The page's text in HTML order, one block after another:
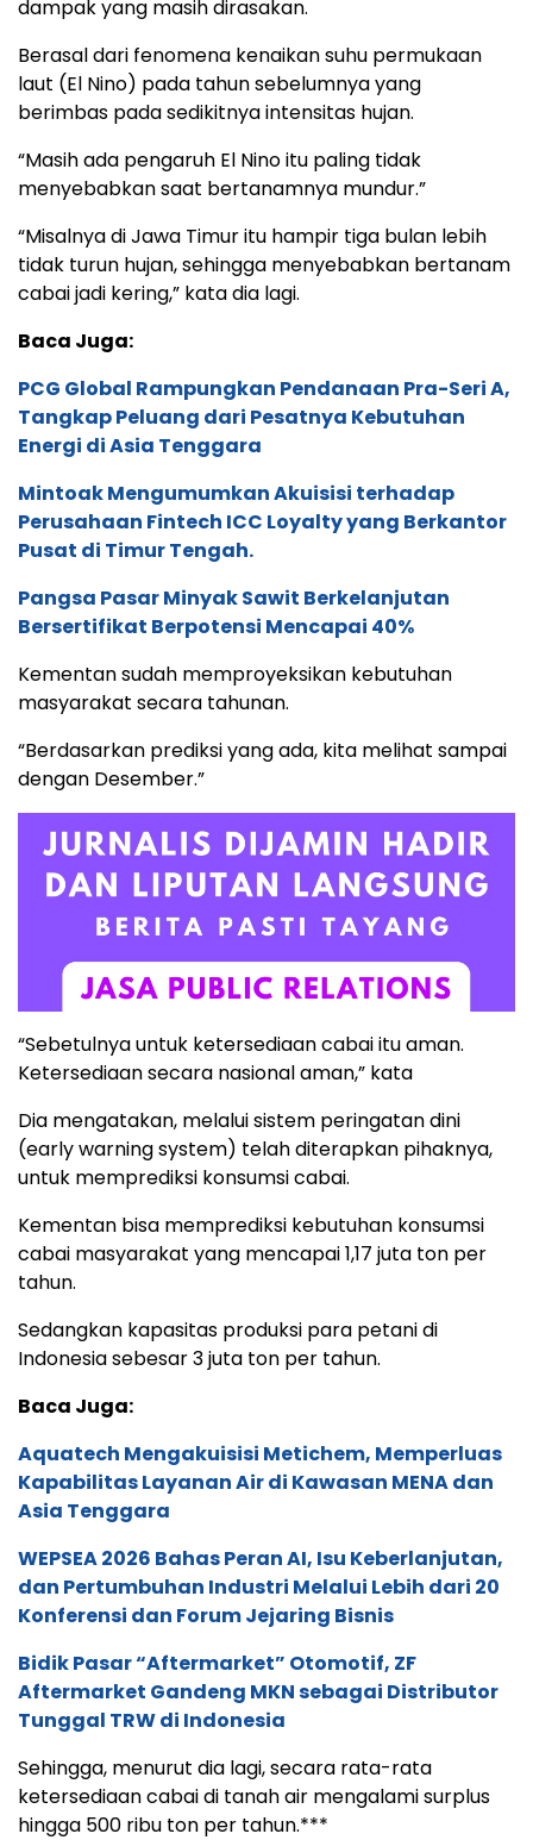
dampak yang masih dirasakan.
Berasal dari fenomena kenaikan suhu permukaan
laut (El Nino) pada tahun sebelumnya yang
berimbas pada sedikitnya intensitas hujan.
“Masih ada pengaruh El Nino itu paling tidak
menyebabkan saat bertanamnya mundur.”
“Misalnya di Jawa Timur itu hampir tiga bulan lebih
tidak turun hujan, sehingga menyebabkan bertanam
cabai jadi kering,” kata dia lagi.
Baca Juga:
PCG Global Rampungkan Pendanaan Pra-Seri A,
Tangkap Peluang dari Pesatnya Kebutuhan
Energi di Asia Tenggara
Mintoak Mengumumkan Akuisisi terhadap
Perusahaan Fintech ICC Loyalty yang Berkantor
Pusat di Timur Tengah.
Pangsa Pasar Minyak Sawit Berkelanjutan
Bersertifikat Berpotensi Mencapai 40%
Kementan sudah memproyeksikan kebutuhan
masyarakat secara tahunan.
“Berdasarkan prediksi yang ada, kita melihat sampai
dengan Desember.”
“Sebetulnya untuk ketersediaan cabai itu aman.
Ketersediaan secara nasional aman,” kata
Dia mengatakan, melalui sistem peringatan dini
(early warning system) telah diterapkan pihaknya,
untuk memprediksi konsumsi cabai.
Kementan bisa memprediksi kebutuhan konsumsi
cabai masyarakat yang mencapai 1,17 juta ton per
tahun.
Sedangkan kapasitas produksi para petani di
Indonesia sebesar 3 juta ton per tahun.
Baca Juga:
Aquatech Mengakuisisi Metichem, Memperluas
Kapabilitas Layanan Air di Kawasan MENA dan
Asia Tenggara
WEPSEA 2026 Bahas Peran AI, Isu Keberlanjutan,
dan Pertumbuhan Industri Melalui Lebih dari 20
Konferensi dan Forum Jejaring Bisnis
Bidik Pasar “Aftermarket” Otomotif, ZF
Aftermarket Gandeng MKN sebagai Distributor
Tunggal TRW di Indonesia
Sehingga, menurut dia lagi, secara rata-rata
ketersediaan cabai di tanah air mengalami surplus
hingga 500 ribu ton per tahun.***